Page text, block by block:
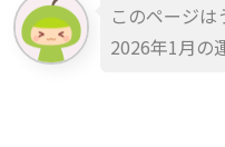
このページは
2026年1月の